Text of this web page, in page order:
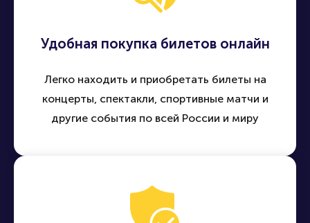
Удобная покупка билетов онлайн
Легко находить и приобретать билеты на
концерты, спектакли, спортивные матчи и
другие события по всей России и миру